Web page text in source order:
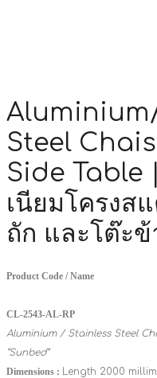
Steel
Side Table
เนียมโครงส
ถัก และโต๊ะข้
Product Code / Name
CL-2543-AL-RP
Aluminium / Stainless Steel
“Sunbed”
Dimensions : Length 2000